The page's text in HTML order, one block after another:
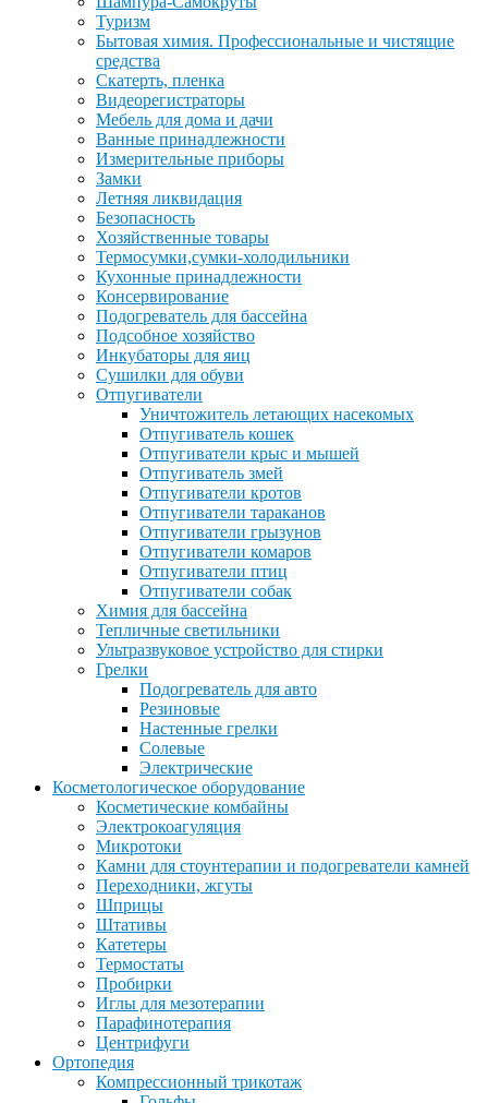
Туризм
Бытовая химия. Профессиональные и чистящие
средства
Скатерть, пленка
Видеорегистраторы
Мебель для дома и дачи
Ванные принадлежности
Измерительные приборы
Замки
Летняя ликвидация
Безопасность
Хозяйственные товары
Термосумки,сумки-холодильники
Кухонные принадлежности
Консервирование
Подогреватель для бассейна
Подсобное хозяйство
Инкубаторы для яиц
Сушилки для обуви
Отпугиватели
Уничтожитель летающих насекомых
Отпугиватель кошек
Отпугиватели крыс и мышей
Отпугиватель змей
Отпугиватели кротов
Отпугиватели тараканов
Отпугиватели грызунов
Отпугиватели комаров
Отпугиватели птиц
Отпугиватели собак
Химия для бассейна
Тепличные светильники
Ультразвуковое устройство для стирки
Грелки
Подогреватель для авто
Резиновые
Настенные грелки
Солевые
Электрические
Косметологическое оборудование
Косметические комбайны
Электрокоагуляция
Микротоки
Камни для стоунтерапии и подогреватели камней
Переходники, жгуты
Шприцы
Штативы
Катетеры
Термостаты
Пробирки
Иглы для мезотерапии
Парафинотерапия
Центрифуги
Ортопедия
Компрессионный трикотаж